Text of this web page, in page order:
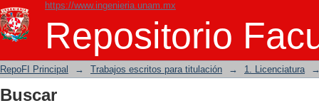
https://www.ingenieria.unam.mx
Repositorio
Buscar
RepoFI Principal → Trabajos escritos para titulación → 1. Licenciatura
Buscar